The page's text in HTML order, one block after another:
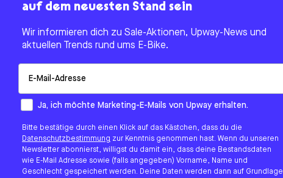
auf dem neuesten Stand sein
Wir informieren dich zu Sale-Aktionen, Upway-News und
aktuellen Trends rund ums E-Bike.
How would you like to hear from us?
Ja, ich möchte Marketing-E-Mails von Upway erhalten.
Bitte bestätige durch einen Klick auf das Kästchen, dass du die
Datenschutzbestimmung zur Kenntnis genommen hast. Wenn du unseren
Newsletter abonnierst, willigst du damit ein, dass deine Bestandsdaten
wie E-Mail Adresse sowie (falls angegeben) Vorname, Name und
Geschlecht gespeichert werden. Deine Daten werden dann auf Grundlage